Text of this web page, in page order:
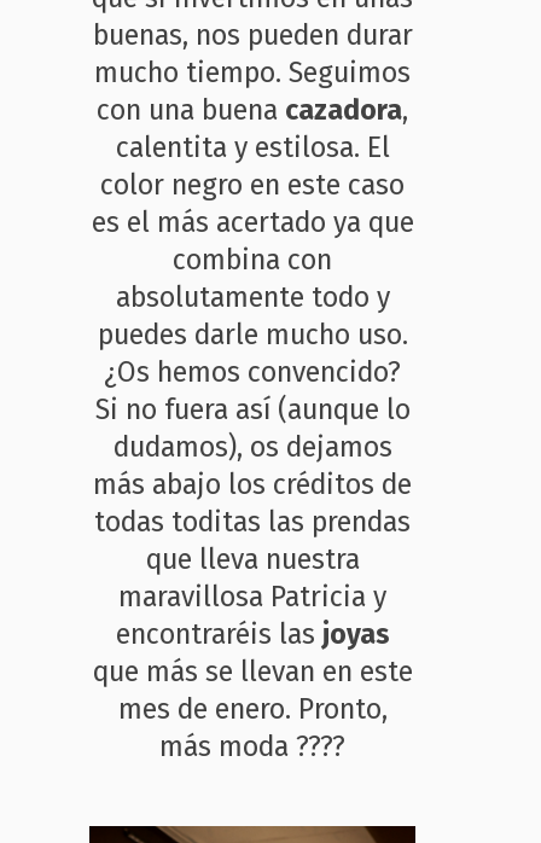
buenas, nos pueden durar
mucho tiempo. Seguimos
con una buena cazadora,
calentita y estilosa. El
color negro en este caso
es el más acertado ya que
combina con
absolutamente todo y
puedes darle mucho uso.
¿Os hemos convencido?
Si no fuera así (aunque lo
dudamos), os dejamos
más abajo los créditos de
todas toditas las prendas
que lleva nuestra
maravillosa Patricia y
encontraréis las joyas
que más se llevan en este
mes de enero. Pronto,
más moda ????